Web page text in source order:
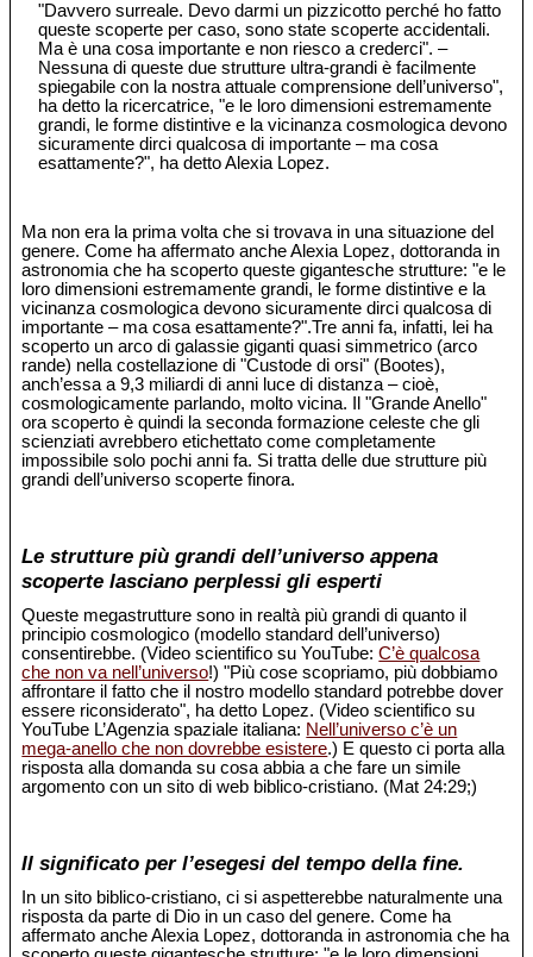
"Davvero surreale. Devo darmi un pizzicotto perché ho fatto
queste scoperte per caso, sono state scoperte accidentali.
Ma è una cosa importante e non riesco a crederci". –
Nessuna di queste due strutture ultra-grandi è facilmente
spiegabile con la nostra attuale comprensione dell’universo",
ha detto la ricercatrice, "e le loro dimensioni estremamente
grandi, le forme distintive e la vicinanza cosmologica devono
sicuramente dirci qualcosa di importante – ma cosa
esattamente?", ha detto Alexia Lopez.
Ma non era la prima volta che si trovava in una situazione del
genere. Come ha affermato anche Alexia Lopez, dottoranda in
astronomia che ha scoperto queste gigantesche strutture: "e le
loro dimensioni estremamente grandi, le forme distintive e la
vicinanza cosmologica devono sicuramente dirci qualcosa di
importante – ma cosa esattamente?".Tre anni fa, infatti, lei ha
scoperto un arco di galassie giganti quasi simmetrico (arco
rande) nella costellazione di "Custode di orsi" (Bootes),
anch’essa a 9,3 miliardi di anni luce di distanza – cioè,
cosmologicamente parlando, molto vicina. Il "Grande Anello"
ora scoperto è quindi la seconda formazione celeste che gli
scienziati avrebbero etichettato come completamente
impossibile solo pochi anni fa. Si tratta delle due strutture più
grandi dell’universo scoperte finora.
Le strutture più grandi dell’universo appena
scoperte lasciano perplessi gli esperti
Queste megastrutture sono in realtà più grandi di quanto il
principio cosmologico (modello standard dell’universo)
consentirebbe. (Video scientifico su YouTube:C’è qualcosa
che non va nell’universo!) "Più cose scopriamo, più dobbiamo
affrontare il fatto che il nostro modello standard potrebbe dover
essere riconsiderato", ha detto Lopez. (Video scientifico su
YouTube L’Agenzia spaziale italiana: Nell’universo c’è un
mega-anello che non dovrebbe esistere.) E questo ci porta alla
risposta alla domanda su cosa abbia a che fare un simile
argomento con un sito di web biblico-cristiano. (Mat 24:29;)
Il significato per l’esegesi del tempo della fine.
In un sito biblico-cristiano, ci si aspetterebbe naturalmente una
risposta da parte di Dio in un caso del genere. Come ha
affermato anche Alexia Lopez, dottoranda in astronomia che ha